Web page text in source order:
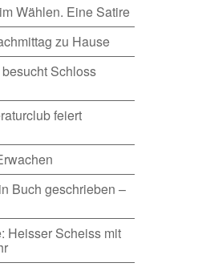
Wählen. Eine Satire
zu Hause
Schloss
feiert
Buch geschrieben –
Heisser Scheiss mit